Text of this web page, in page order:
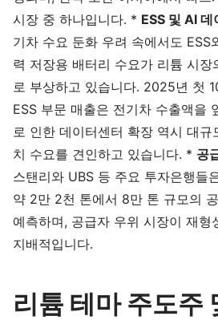
시장 중 하나입니다. * ESS 및 AI
기차 수요 둔화 우려 속에서도 ESS
력 저장용 배터리 수요가 리튬 시장
로 부상하고 있습니다. 2025년 첫
ESS 부문 매출은 전기차 수출액을
로 인한 데이터센터 확장 역시 대
치 수요를 견인하고 있습니다. * 공
스탠리와 UBS 등 주요 투자은행들
약 2만 2천 톤에서 8만 톤 규모의
예측하며, 공급자 우위 시장이 재형
지배적입니다.
리튬 테마 주도주